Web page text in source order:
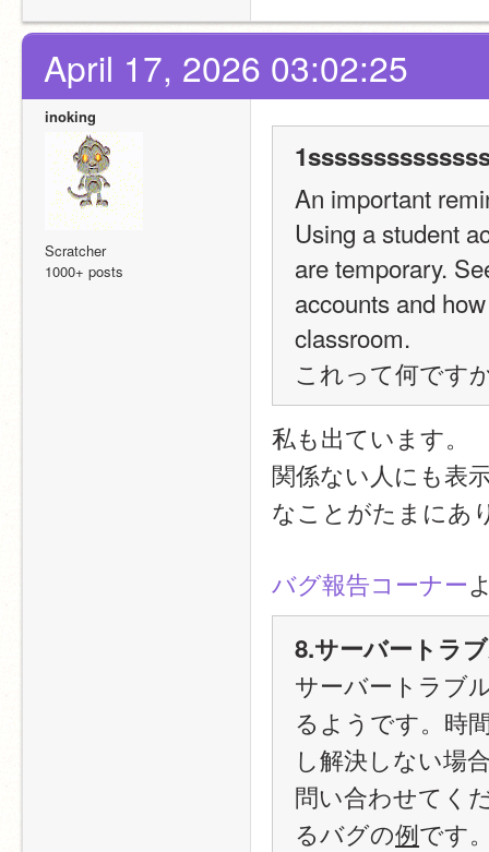
April 17, 2026 03:02:25
inoking
Scratcher
1000+ posts
An important
Using a student
are temporary.
accounts and
classroom.
これって何です
私も出ています。
関係ない人にも表
なことがたまにあ
バグ報告コーナー
8.サーバートラ
サーバートラブ
るようです。時
し解決しない場
問い合わせてく
るバグの例です